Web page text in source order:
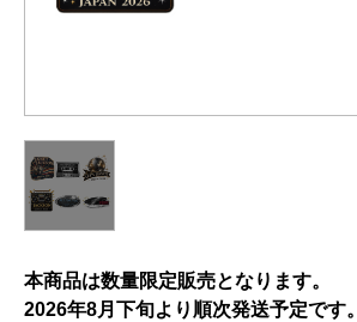
本商品は数量限定販売となります。
2026年8月下旬より順次発送予定です。